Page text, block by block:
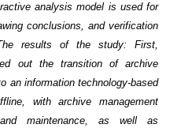
analysis model is used for
conclusions, and verification
results of the study: First,
out the transition of archive
an information technology-based
with archive management
maintenance, as well as